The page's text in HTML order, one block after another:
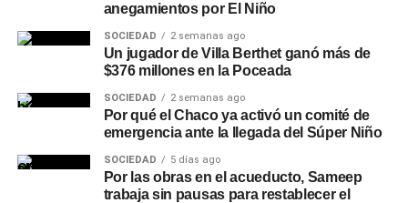
anegamientos por El Niño
SOCIEDAD 2 semanas ago
Un jugador de Villa Berthet ganó más de
$376 millones en la Poceada
SOCIEDAD 2 semanas ago
Por qué el Chaco ya activó un comité de
emergencia ante la llegada del Súper Niño
SOCIEDAD 5 días ago
Por las obras en el acueducto, Sameep
trabaja sin pausas para restablecer el